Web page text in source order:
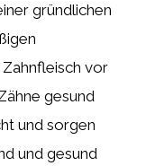
gründlichen
vor
gesund
und sorgen
und gesund